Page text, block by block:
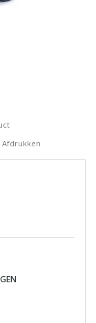
Afdrukken